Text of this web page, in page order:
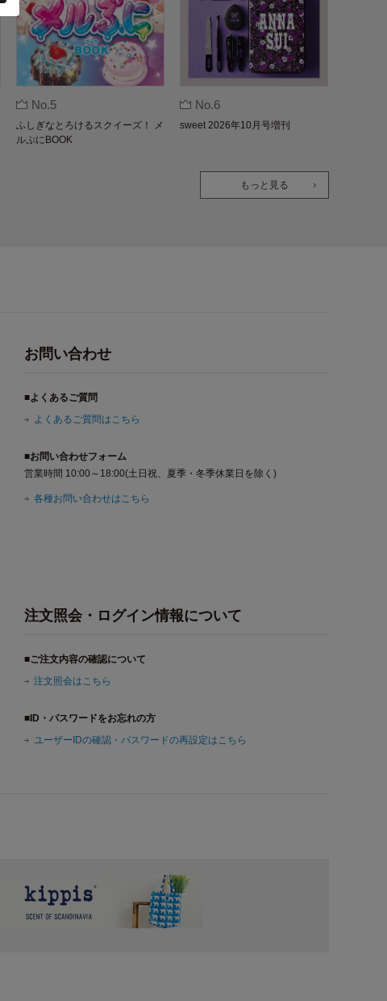
No.5
ふしぎなとろけるスクイーズ！ メ
ルぷにBOOK
No.6
sweet 2026年10月号増刊
もっと見る
お問い合わせ
■よくあるご質問
よくあるご質問はこちら
■お問い合わせフォーム
営業時間 10:00～18:00(土日祝、夏季・冬季休業日を除く)
各種お問い合わせはこちら
注文照会・ログイン情報について
■ご注文内容の確認について
注文照会はこちら
■ID・パスワードをお忘れの方
ユーザーIDの確認・パスワードの再設定はこちら